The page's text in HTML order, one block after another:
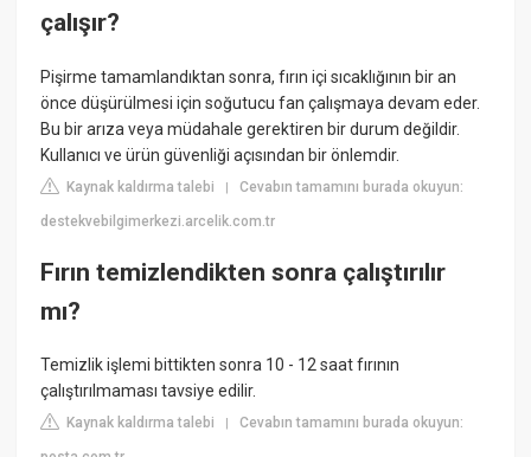
çalışır?
Pişirme tamamlandıktan sonra, fırın içi sıcaklığının bir an
önce düşürülmesi için soğutucu fan çalışmaya devam eder.
Bu bir arıza veya müdahale gerektiren bir durum değildir.
Kullanıcı ve ürün güvenliği açısından bir önlemdir.
Kaynak kaldırma talebi |Cevabın tamamını burada okuyun:
destekvebilgimerkezi.arcelik.com.tr
Fırın temizlendikten sonra çalıştırılır
mı?
Temizlik işlemi bittikten sonra 10 - 12 saat fırının
çalıştırılmaması tavsiye edilir.
Kaynak kaldırma talebi |Cevabın tamamını burada okuyun: